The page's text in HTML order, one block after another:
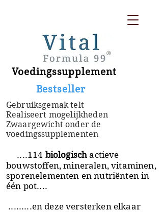
Voedingssupplement
​ Bestseller
Gebruiksgemak telt
Realiseert mogelijkheden
Zwaargewicht onder de
voedingssupplementen
....114 biologischactieve
bouwstoffen, mineralen, vitaminen,
sporenelementen en nutriënten in
één pot....
.........en deze versterken elkaar